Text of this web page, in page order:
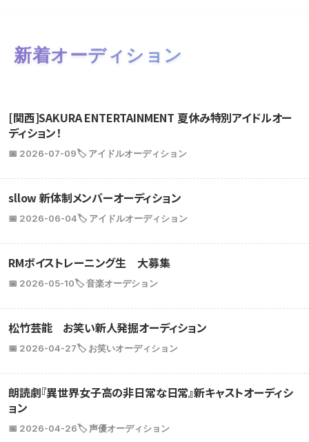
新着オーディション
[関西]SAKURA ENTERTAINMENT 夏休み特別アイドルオー
ディション！
📅 2026-07-09🏷️ アイドルオーディション
sllow 新体制メンバーオーディション
📅 2026-06-04🏷️ アイドルオーディション
RMボイストレーニング生 大募集
📅 2026-05-10🏷️ 音楽オーデション
松竹芸能 お笑い新人発掘オーディション
📅 2026-04-27🏷️ お笑いオーディション
朗読劇『異世界女子高の非日常な日常』新キャストオーディシ
ョン
📅 2026-04-26🏷️ 声優オーディション